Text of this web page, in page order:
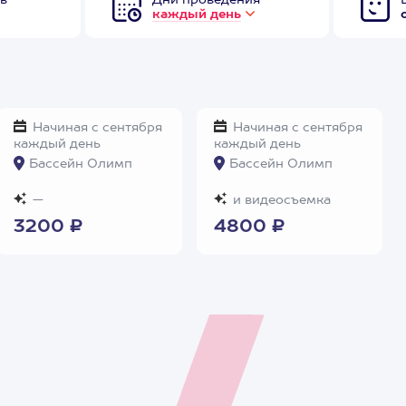
каждый день
Начиная с сентября
каждый день
Бассейн Олимп
—
3200 ₽
Начиная с сентября
каждый день
Бассейн Олимп
и видеосъемка
4800 ₽